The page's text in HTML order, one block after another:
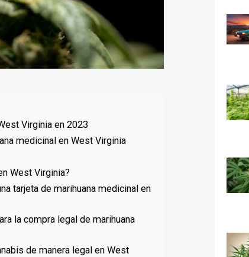
Virginia en 2023
medicinal en West Virginia
West Virginia?
tarjeta de marihuana medicinal en
la compra legal de marihuana
de manera legal en West